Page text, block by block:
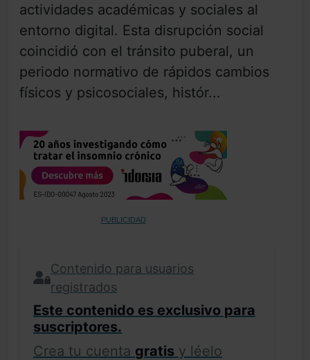
actividades académicas y sociales al
entorno digital. Esta disrupción social
coincidió con el tránsito puberal, un
periodo normativo de rápidos cambios
físicos y psicosociales, histór...
PUBLICIDAD
Contenido para usuarios
registrados
Este contenido es exclusivo para
suscriptores.
Crea tu cuenta gratis y léelo